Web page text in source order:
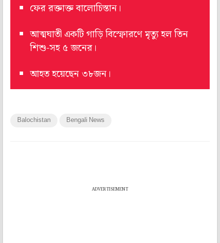
ফের রক্তাক্ত বালোচিস্তান।
আত্মঘাতী একটি গাড়ি বিস্ফোরণে মৃত্যু হল তিন
শিশু-সহ ৫ জনের।
আহত হয়েছেন ৩৮জন।
Balochistan Bengali News
ADVERTISEMENT